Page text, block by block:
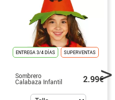
ENTREGA 3/4 DÍAS SUPERVENTAS
Sombrero
Calabaza Infantil 2.99€